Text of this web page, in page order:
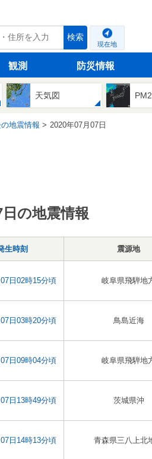
検索
現在地
観測 防災情報
天気図
地震情報 2020年07月07日
の地震情報
生時刻 震源地
日02時15分頃 岐阜県飛騨地
日03時20分頃 鳥島近海
日09時04分頃 岐阜県飛騨地
日13時49分頃 茨城県沖
日14時13分頃 青森県三八上北